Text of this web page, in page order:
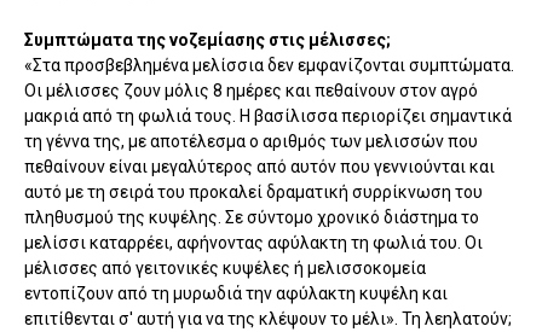
Συμπτώματα της νοζεμίασης στις μέλισσες;
«Στα προσβεβλημένα μελίσσια δεν εμφανίζονται συμπτώματα.
Οι μέλισσες ζουν μόλις 8 ημέρες και πεθαίνουν στον αγρό
μακριά από τη φωλιά τους. Η βασίλισσα περιορίζει σημαντικά
τη γέννα της, με αποτέλεσμα ο αριθμός των μελισσών που
πεθαίνουν είναι μεγαλύτερος από αυτόν που γεννιούνται και
αυτό με τη σειρά του προκαλεί δραματική συρρίκνωση του
πληθυσμού της κυψέλης. Σε σύντομο χρονικό διάστημα το
μελίσσι καταρρέει, αφήνοντας αφύλακτη τη φωλιά του. Οι
μέλισσες από γειτονικές κυψέλες ή μελισσοκομεία
εντοπίζουν από τη μυρωδιά την αφύλακτη κυψέλη και
επιτίθενται σ' αυτή για να της κλέψουν το μέλι». Τη λεηλατούν;